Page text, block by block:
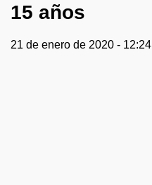
15 años
21 de enero de 2020 - 12:24